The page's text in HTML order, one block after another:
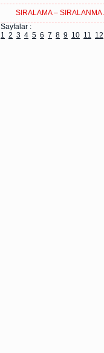
SIRALAMA –
Sayfalar :
1 2 3 4 5 6 7 8 9 10 11 12